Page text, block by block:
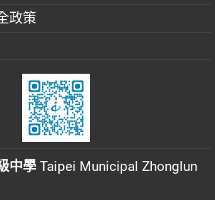
政策
中學 Taipei Municipal Zhonglun